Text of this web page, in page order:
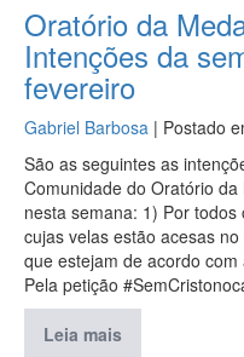
Oratório da
Intenções da
fevereiro
Gabriel Barbosa | Postado
São as seguintes as
Comunidade do Oratório
nesta semana: 1) Por
cujas velas estão acesas
que estejam de acordo
Pela petição
Leia mais